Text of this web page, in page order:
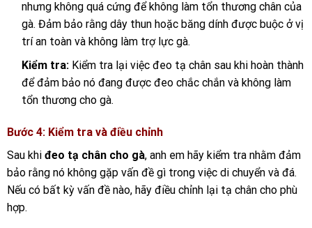
nhưng không quá cứng để không làm tổn thương chân của
gà. Đảm bảo rằng dây thun hoặc băng dính được buộc ở vị
trí an toàn và không làm trợ lực gà.
Kiểm tra:Kiểm tra lại việc đeo tạ chân sau khi hoàn thành
để đảm bảo nó đang được đeo chắc chắn và không làm
tổn thương cho gà.
Bước 4: Kiểm tra và điều chỉnh
Sau khi đeo tạ chân cho gà, anh em hãy kiểm tra nhằm đảm
bảo rằng nó không gặp vấn đề gì trong việc di chuyển và đá.
Nếu có bất kỳ vấn đề nào, hãy điều chỉnh lại tạ chân cho phù
hợp.